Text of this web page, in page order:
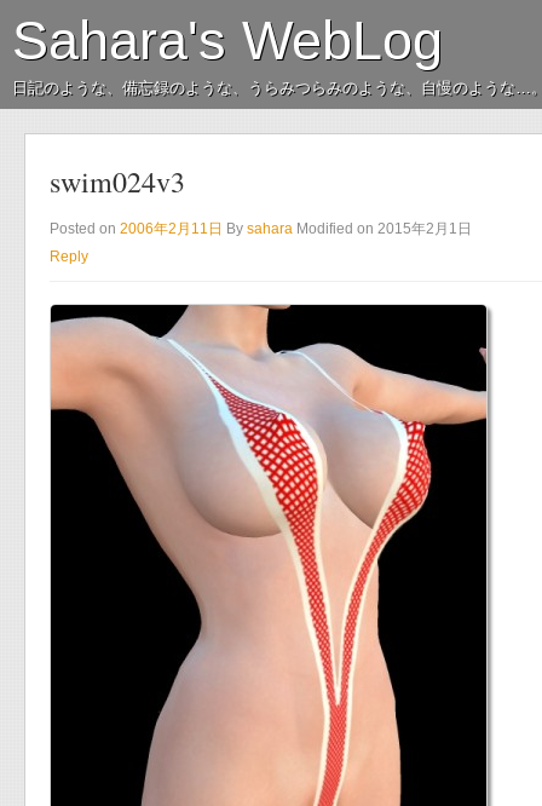
Sahara's WebLog
日記のような、備忘録のような、うらみつらみのような、自慢のような…
swim024v3
Posted on 2006年2月11日 By sahara Modified on 2015年2月1日
Reply